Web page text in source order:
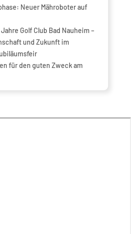
Neuer Mähroboter auf
Golf Club Bad Nauheim –
und Zukunft im
für den guten Zweck am